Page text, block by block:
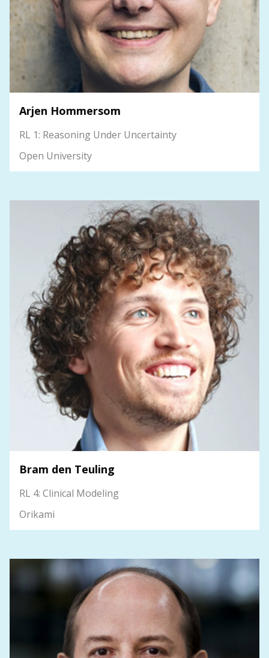
Arjen Hommersom
RL 1: Reasoning Under Uncertainty
Open University
Bram den Teuling
RL 4: Clinical Modeling
Orikami